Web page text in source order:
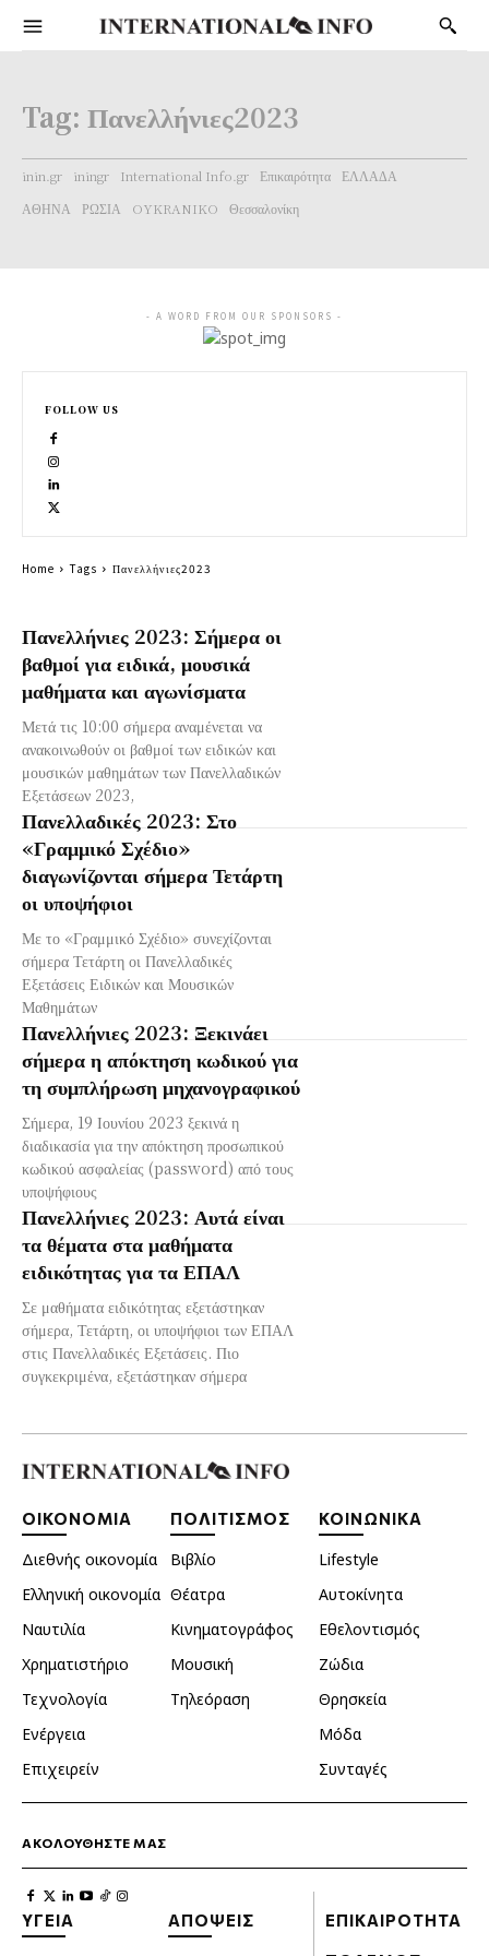
Tag: Πανελλήνιες2023
inin.gr iningr International Info.gr Επικαιρότητα
ΕΛΛΑΔΑ
ΑΘΗΝΑ
ΡΩΣΙΑ OYKRANIKO Θεσσαλονίκη
Πανελλήνιες 2023: Σήμερα οι
βαθμοί για ειδικά, μουσικά
μαθήματα και αγωνίσματα
Μετά τις 10:00 σήμερα αναμένεται να
ανακοινωθούν οι βαθμοί των ειδικών και
μουσικών μαθημάτων των Πανελλαδικών
Εξετάσεων 2023,
Πανελλαδικές 2023: Στο
«Γραμμικό Σχέδιο»
διαγωνίζονται σήμερα Τετάρτη
οι υποψήφιοι
Με το «Γραμμικό Σχέδιο» συνεχίζονται
σήμερα Τετάρτη οι Πανελλαδικές
Εξετάσεις Ειδικών και Μουσικών
Μαθημάτων
Πανελλήνιες 2023: Ξεκινάει
σήμερα η απόκτηση κωδικού για
τη συμπλήρωση μηχανογραφικού
Σήμερα, 19 Ιουνίου 2023 ξεκινά η
διαδικασία για την απόκτηση προσωπικού
κωδικού ασφαλείας (password) από τους
υποψήφιους
Πανελλήνιες 2023: Αυτά είναι
τα θέματα στα μαθήματα
ειδικότητας για τα ΕΠΑΛ
Σε μαθήματα ειδικότητας εξετάστηκαν
σήμερα, Τετάρτη, οι υποψήφιοι των ΕΠΑΛ
στις Πανελλαδικές Εξετάσεις. Πιο
συγκεκριμένα, εξετάστηκαν σήμερα
- A WORD FROM OUR SPONSORS -
FOLLOW US
Home Tags Πανελλήνιες2023
ΟΙΚΟΝΟΜΙΑ
Διεθνής οικονομία
Ελληνική οικονομία
Ναυτιλία
Χρηματιστήριο
Τεχνολογία
Ενέργεια
Επιχειρείν
ΠΟΛΙΤΙΣΜΟΣ
Βιβλίο
Θέατρα
Κινηματογράφος
Μουσική
Τηλεόραση
ΚΟΙΝΩΝΙΚΑ
Lifestyle
Αυτοκίνητα
Εθελοντισμός
Ζώδια
Θρησκεία
Μόδα
Συνταγές
ΑΚΟΛΟΥΘΗΣΤΕ ΜΑΣ
ΥΓΕΙΑ ΑΠΟΨΕΙΣ ΕΠΙΚΑΙΡΟΤΗΤΑ